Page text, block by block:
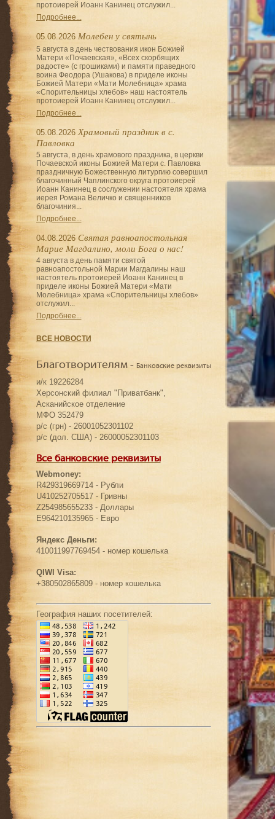
протоиерей Иоанн Канинец отслужил...
Подробнее...
05.08.2026 Молебен у святынь
5 августа в день чествования икон Божией
Матери «Почаевская», «Всех скорбящих
радосте» (с грошиками) и памяти праведного
воина Феодора (Ушакова) в приделе иконы
Божией Матери «Мати Молебница» храма
«Спорительницы хлебов» наш настоятель
протоиерей Иоанн Канинец отслужил...
Подробнее...
05.08.2026 Храмовый праздник в с.
Павловка
5 августа, в день храмового праздника, в церкви
Почаевской иконы Божией Матери с. Павловка
праздничную Божественную литургию совершил
благочинный Чаплинского округа протоиерей
Иоанн Канинец в сослужении настоятеля храма
иерея Романа Величко и священников
благочиния...
Подробнее...
04.08.2026 Святая равноапостольная
Марие Магдалино, моли Бога о нас!
4 августа в день памяти святой
равноапостольной Марии Магдалины наш
настоятель протоиерей Иоанн Канинец в
приделе иконы Божией Матери «Мати
Молебница» храма «Спорительницы хлебов»
отслужил...
Подробнее...
ВСЕ НОВОСТИ
Благотворителям - Банковские реквизиты
и/к 19226284
Херсонский филиал "Приватбанк",
Асканийское отделение
МФО 352479
р/с (грн) - 26001052301102
р/с (дол. США) - 26000052301103
Все банковские реквизиты
Webmoney:
R429319669714 - Рубли
U410252705517 - Гривны
Z254985655233 - Доллары
E964210135965 - Евро
Яндекс Деньги:
410011997769454 - номер кошелька
QIWI Visa:
+380502865809 - номер кошелька
География наших посетителей: